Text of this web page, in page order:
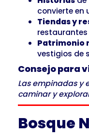
convierte en
Tiendas y
Patrimonio
vestigios de
Consejo para
Las empinadas y
caminar y
Bosque